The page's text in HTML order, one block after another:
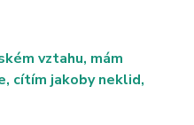
vztahu, mám
cítím jakoby neklid,